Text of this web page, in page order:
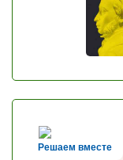
Решаем вместе